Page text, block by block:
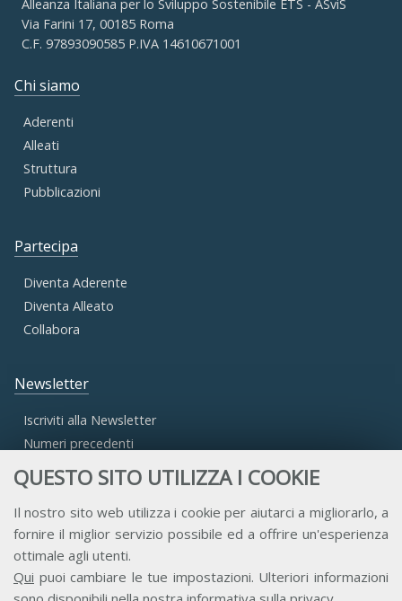
QUESTO SITO UTILIZZA I COOKIE
Il nostro sito web utilizza i cookie per aiutarci a migliorarlo, a
fornire il miglior servizio possibile ed a offrire un'esperienza
ottimale agli utenti.
Qui puoi cambiare le tue impostazioni. Ulteriori informazioni
Alleanza Italiana per lo Sviluppo Sostenibile ETS - ASviS
Via Farini 17, 00185 Roma
C.F. 97893090585 P.IVA 14610671001
Chi siamo
Aderenti
Alleati
Struttura
Pubblicazioni
Partecipa
Diventa Aderente
Diventa Alleato
Collabora
Newsletter
Iscriviti alla Newsletter
Numeri precedenti
Accesso Aderenti
Accesso Consulta
Accesso Team